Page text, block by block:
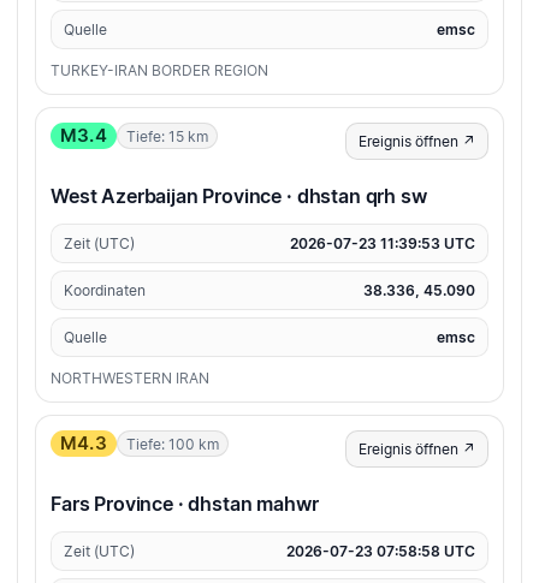
Quelle emsc
TURKEY-IRAN BORDER REGION
M3.4 Tiefe: 15 km Ereignis öffnen ↗
West Azerbaijan Province · dhstan qrh sw
Zeit (UTC) 2026-07-23 11:39:53 UTC
Koordinaten 38.336, 45.090
Quelle emsc
NORTHWESTERN IRAN
M4.3 Tiefe: 100 km Ereignis öffnen ↗
Fars Province · dhstan mahwr
Zeit (UTC) 2026-07-23 07:58:58 UTC